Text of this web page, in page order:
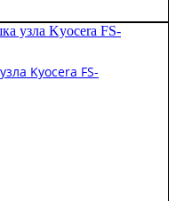
Kyocera FS-